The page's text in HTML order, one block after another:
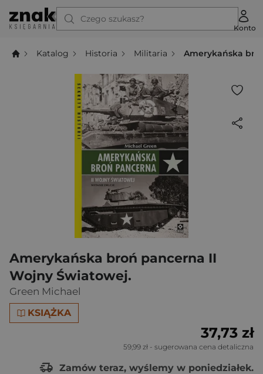
Czego szukasz?
Konto
Katalog Historia Militaria Amerykańska
Amerykańska broń pancerna II
Wojny Światowej.
Green Michael
KSIĄŻKA
37,73 zł
59,99 zł - sugerowana cena detaliczna
Zamów teraz, wyślemy w poniedziałek.